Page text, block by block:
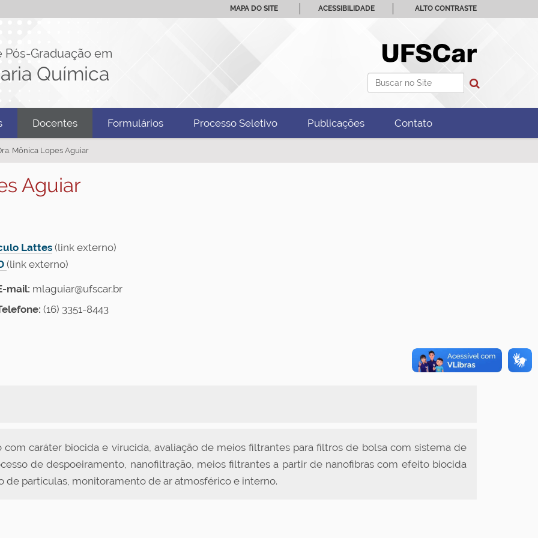
Pós-Graduação em
Química Busca
MAPA DO SITE ACESSIBILIDADE ALTO CONTRASTE
Docentes Formulários Processo Seletivo Publicações Contato
Mônica Lopes Aguiar
Aguiar
Lattes(link externo)
(link externo)
mail: mlaguiar@ufscar.br
(16) 3351-8443
caráter biocida e virucida, avaliação de meios filtrantes para filtros de bolsa com sistema de
de despoeiramento, nanofiltração, meios filtrantes a partir de nanofibras com efeito biocida
de partículas, monitoramento de ar atmosférico e interno.